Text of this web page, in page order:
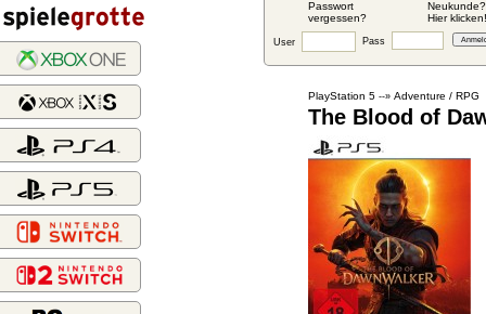
Passwort
vergessen?
Neukunde?
Hier klicken!
User Pass
PlayStation 5 --» Adventure / RPG
The Blood of